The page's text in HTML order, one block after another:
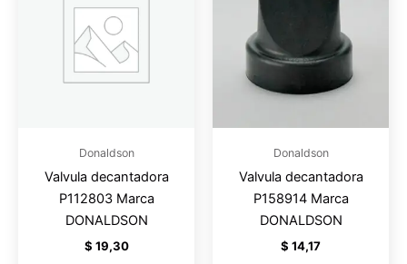
Donaldson
Valvula decantadora
P112803 Marca
DONALDSON
$ 19,30
Donaldson
Valvula decantadora
P158914 Marca
DONALDSON
$ 14,17